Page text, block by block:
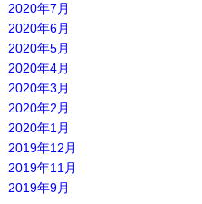
2020年7月
2020年6月
2020年5月
2020年4月
2020年3月
2020年2月
2020年1月
2019年12月
2019年11月
2019年9月